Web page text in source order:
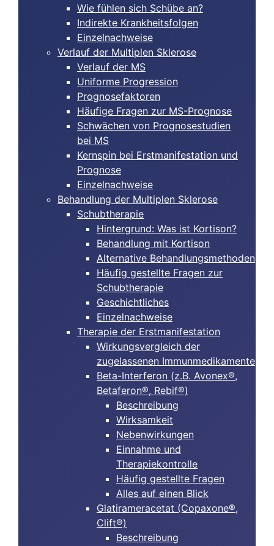
Wie fühlen sich Schübe an?
Indirekte Krankheitsfolgen
Einzelnachweise
Verlauf der Multiplen Sklerose
Verlauf der MS
Uniforme Progression
Prognosefaktoren
Häufige Fragen zur MS-Prognose
Schwächen von Prognosestudien
bei MS
Kernspin bei Erstmanifestation und
Prognose
Einzelnachweise
Behandlung der Multiplen Sklerose
Schubtherapie
Hintergrund: Was ist Kortison?
Behandlung mit Kortison
Alternative Behandlungsmethoden
Häufig gestellte Fragen zur
Schubtherapie
Geschichtliches
Einzelnachweise
Therapie der Erstmanifestation
Wirkungsvergleich der
zugelassenen Immunmedikamente
Beta-Interferon (z.B. Avonex®,
Betaferon®, Rebif®)
Beschreibung
Wirksamkeit
Nebenwirkungen
Einnahme und
Therapiekontrolle
Häufig gestellte Fragen
Alles auf einen Blick
Glatirameracetat (Copaxone®,
Clift®)
Beschreibung